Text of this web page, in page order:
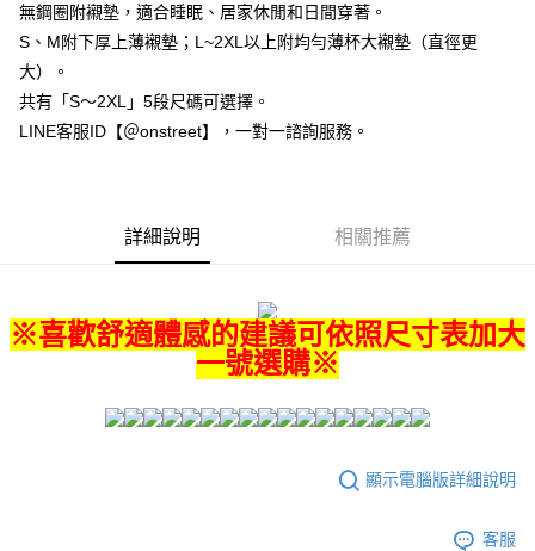
ATM／網路銀行／等多元方式進行付款，方視為交易完成。
※ 請注意：結帳手續完成當下不需立刻繳費，但若您需要取消訂單，請聯絡
購買商品的店家。未經商家同意取消之訂單仍視為有效，需透過AFTEE先享
後付繳納相關費用。
※ 交易是否成功請以「AFTEE先享後付 」之結帳頁面顯示為準，若有關於
客戶支援中心」https://netprotections.freshdesk.com/support/home
易，需依本服務之必要範圍內提供個人資料，並將交易相關給付款項請求債
權轉讓予恩沛科技股份有限公司。
２．關於個人資料處理事宜，請瀏覽以下網址：
３．未成年的使用者請事先徵得法定代理人或監護人之同意方可使用
「AFTEE先享後付」，若未經同意申辦者引起之損失，本公司不負相關責
任。
４．使用「AFTEE先享後付」時，將依據個別帳號之用戶狀況，依本公司即
請求用戶進行身份認證。
7-11付款取貨
每筆NT$80，滿NT$1,500(含以上)免運費
付款後7-11取貨
每筆NT$80，滿NT$1,500(含以上)免運費
無鋼圈附襯墊，適合睡眠、居家休閒和日間穿著。
S、M附下厚上薄襯墊；L~2XL以上附均勻薄杯大襯墊（直徑更
大）。
共有「S～2XL」5段尺碼可選擇。
LINE客服ID【＠onstreet】，一對一諮詢服務。
詳細說明 相關推薦
※喜歡舒適體感的建議可依照尺寸表加大
一號選購※
顯示電腦版詳細說明
客服